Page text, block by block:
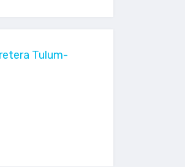
Tulum-